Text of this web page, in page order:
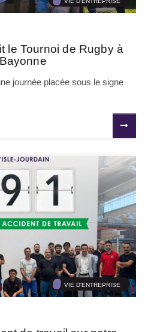
le Tournoi de Rugby à
journée placée sous le signe
VIE D'ENTREPRISE